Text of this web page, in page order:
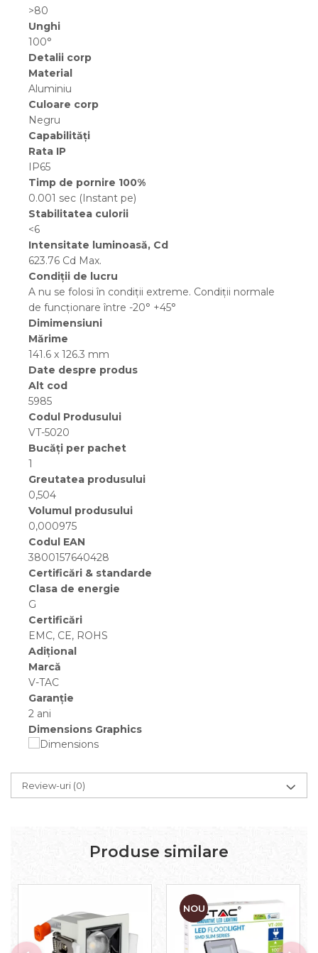
>80
Unghi
100°
Detalii corp
Material
Aluminiu
Culoare corp
Negru
Capabilități
Rata IP
IP65
Timp de pornire 100%
0.001 sec (Instant pe)
Stabilitatea culorii
<6
Intensitate luminoasă, Cd
623.76 Cd Max.
Condiții de lucru
A nu se folosi în condiții extreme. Condiții normale
de funcționare între -20° +45°
Dimimensiuni
Mărime
141.6 x 126.3 mm
Date despre produs
Alt cod
5985
Codul Produsului
VT-5020
Bucăți per pachet
1
Greutatea produsului
0,504
Volumul produsului
0,000975
Codul EAN
3800157640428
Certificări & standarde
Clasa de energie
G
Certificări
EMC, CE, ROHS
Adițional
Marcă
V-TAC
Garanție
2 ani
Dimensions Graphics
Review-uri (0)
Produse similare
NOU